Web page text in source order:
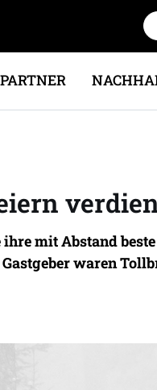
PARTNER
mit Abstand
waren